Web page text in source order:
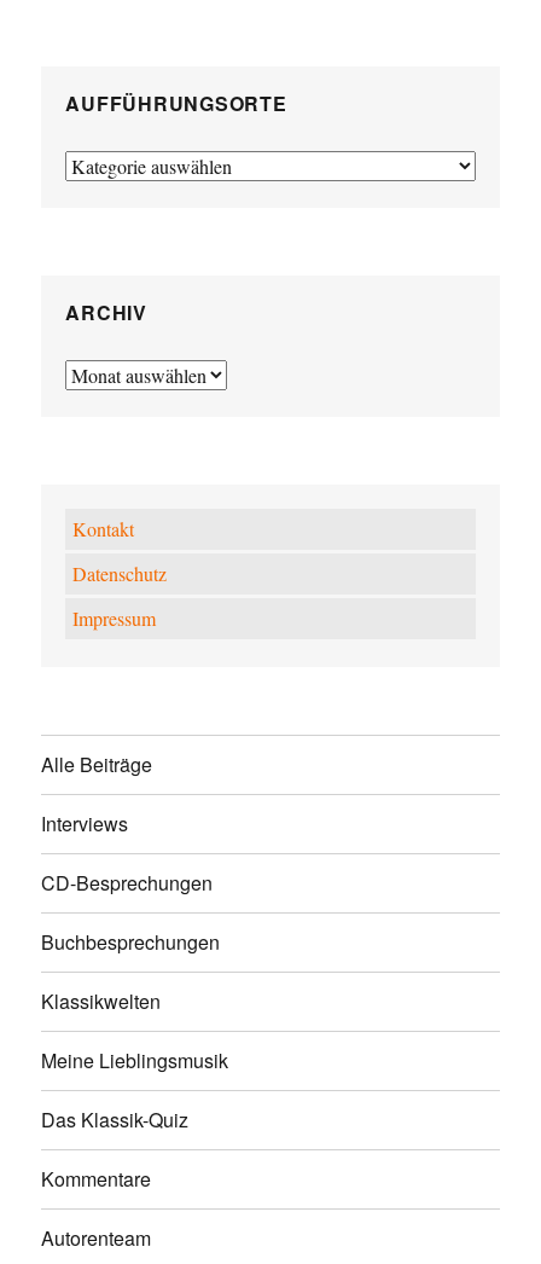
AUFFÜHRUNGSORTE
Aufführungsorte
ARCHIV
Archiv
Kontakt
Datenschutz
Impressum
Alle Beiträge
Interviews
CD-Besprechungen
Buchbesprechungen
Klassikwelten
Meine Lieblingsmusik
Das Klassik-Quiz
Kommentare
Autorenteam